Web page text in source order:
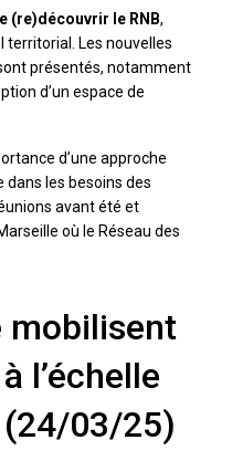
(re)découvrir le RNB,
Les nouvelles
présentés, notamment
d’un espace de
d’une approche
les besoins des
avant été et
où le Réseau des
mobilisent
l’échelle
03/25)